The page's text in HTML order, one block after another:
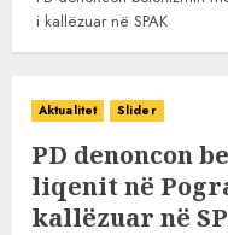
i kallëzuar në SPAK
Aktualitet Slider
PD denoncon
liqenit në
kallëzuar në